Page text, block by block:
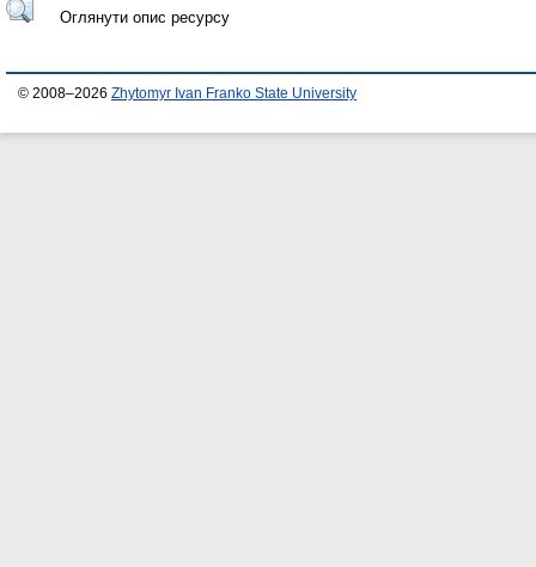
Оглянути опис ресурсу
© 2008–2026 Zhytomyr Ivan Franko State University